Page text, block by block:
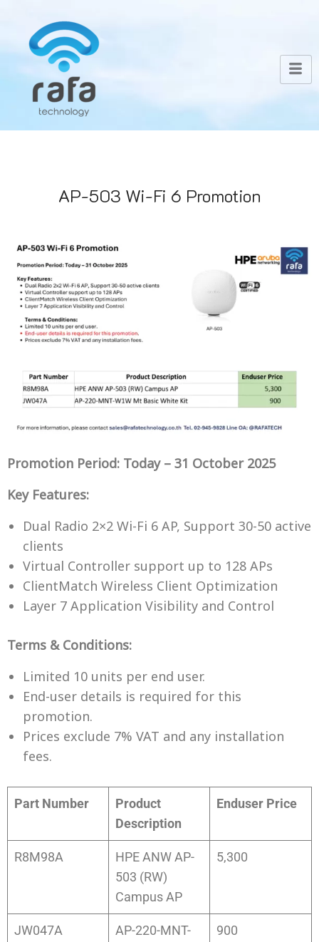
AP-503 Wi-Fi 6 Promotion
Promotion Period: Today – 31 October 2025
Key Features:
Dual Radio 2×2 Wi-Fi 6 AP, Support 30-50 active
clients
Virtual Controller support up to 128 APs
ClientMatch Wireless Client Optimization
Layer 7 Application Visibility and Control
Terms & Conditions:
Limited 10 units per end user.
End-user details is required for this
promotion.
Prices exclude 7% VAT and any installation
fees.
Part Number
Product
Description
Enduser Price
R8M98A
HPE ANW AP-
503 (RW)
Campus AP
5,300
JW047A
AP-220-MNT-
900